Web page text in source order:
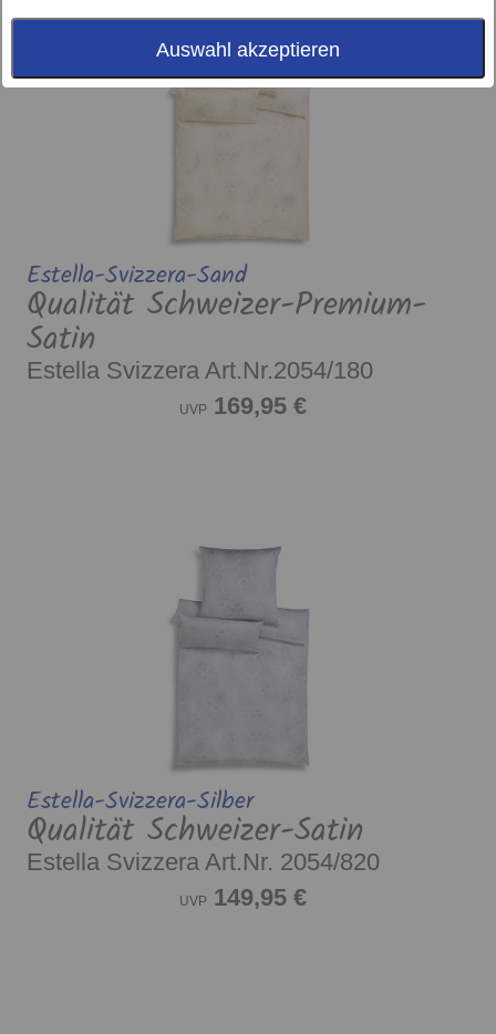
Auswahl akzeptieren
Estella-Svizzera-Sand
Qualität Schweizer-Premium-
Satin
Estella Svizzera Art.Nr.2054/180
UVP 169,95 €
Estella-Svizzera-Silber
Qualität Schweizer-Satin
Estella Svizzera Art.Nr. 2054/820
UVP 149,95 €